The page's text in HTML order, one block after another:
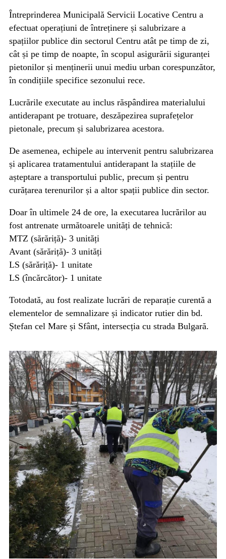
Întreprinderea Municipală Servicii Locative Centru a
efectuat operațiuni de întreținere și salubrizare a
spațiilor publice din sectorul Centru atât pe timp de zi,
cât și pe timp de noapte, în scopul asigurării siguranței
pietonilor și menținerii unui mediu urban corespunzător,
în condițiile specifice sezonului rece.
Lucrările executate au inclus răspândirea materialului
antiderapant pe trotuare, deszăpezirea suprafețelor
pietonale, precum și salubrizarea acestora.
De asemenea, echipele au intervenit pentru salubrizarea
și aplicarea tratamentului antiderapant la stațiile de
așteptare a transportului public, precum și pentru
curățarea terenurilor și a altor spații publice din sector.
Doar în ultimele 24 de ore, la executarea lucrărilor au
fost antrenate următoarele unități de tehnică:
MTZ (sărăriță)- 3 unități
Avant (sărăriță)- 3 unități
LS (sărăriță)- 1 unitate
LS (încărcător)- 1 unitate
Totodată, au fost realizate lucrări de reparație curentă a
elementelor de semnalizare și indicator rutier din bd.
Ștefan cel Mare și Sfânt, intersecția cu strada Bulgară.